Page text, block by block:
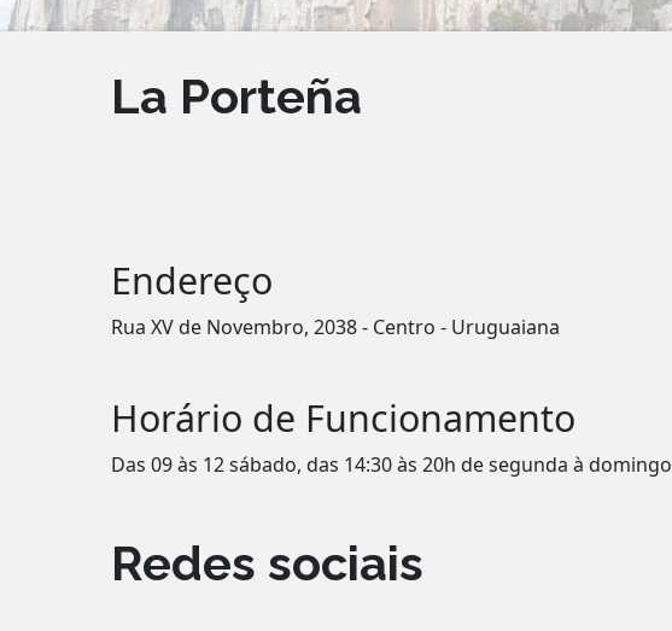
La Porteña
Endereço
Rua XV de Novembro, 2038 - Centro - Uruguaiana
Horário de Funcionamento
Das 09 às 12 sábado, das 14:30 às 20h de segunda à domingo
Redes sociais